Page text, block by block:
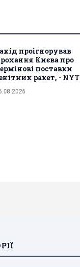
проігнорував
Києва про
поставки
ракет, - NYT